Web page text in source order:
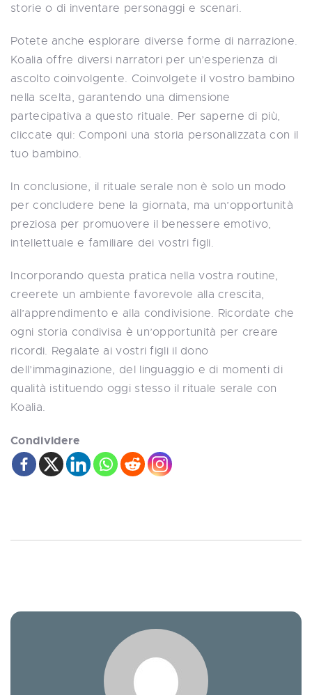
storie o di inventare personaggi e scenari.
Potete anche esplorare diverse forme di narrazione.
Koalia offre diversi narratori per un’esperienza di
ascolto coinvolgente. Coinvolgete il vostro bambino
nella scelta, garantendo una dimensione
partecipativa a questo rituale. Per saperne di più,
cliccate qui: Componi una storia personalizzata con il
tuo bambino.
In conclusione, il rituale serale non è solo un modo
per concludere bene la giornata, ma un’opportunità
preziosa per promuovere il benessere emotivo,
intellettuale e familiare dei vostri figli.
Incorporando questa pratica nella vostra routine,
creerete un ambiente favorevole alla crescita,
all’apprendimento e alla condivisione. Ricordate che
ogni storia condivisa è un’opportunità per creare
ricordi. Regalate ai vostri figli il dono
dell’immaginazione, del linguaggio e di momenti di
qualità istituendo oggi stesso il rituale serale con
Koalia.
Condividere